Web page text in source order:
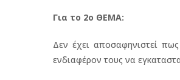
Για το 2ο ΘΕΜΑ:
Δεν έχει αποσαφηνιστεί
ενδιαφέρον τους να